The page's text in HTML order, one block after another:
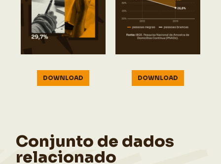
DOWNLOAD DOWNLOAD
Conjunto de dados
relacionado